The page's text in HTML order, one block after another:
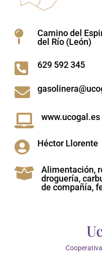

Camino del
del Río (León)
 629 592 345

 www.ucogal.es
 Héctor Llorente

Alimentación,
droguería,
de compañía,
Cooperativa